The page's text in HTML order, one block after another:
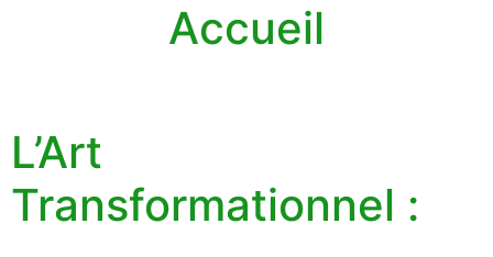
Accueil
L’Art
Transformationnel :